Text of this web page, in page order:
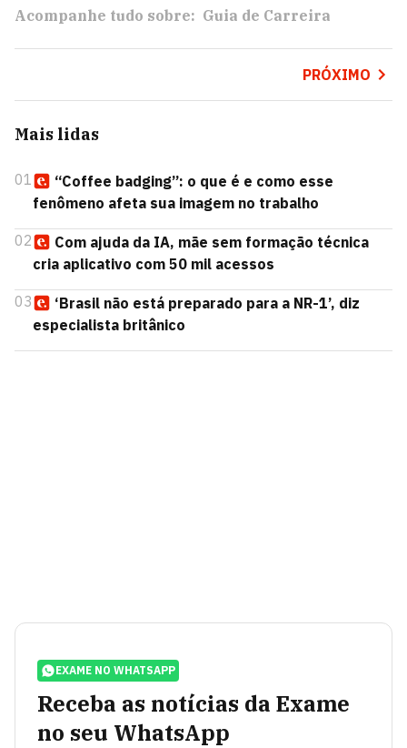
Acompanhe tudo sobre: Guia de Carreira
PRÓXIMO
Mais lidas
01
“Coffee badging”: o que é e como esse
fenômeno afeta sua imagem no trabalho
02
Com ajuda da IA, mãe sem formação técnica
cria aplicativo com 50 mil acessos
03
‘Brasil não está preparado para a NR-1’, diz
especialista britânico
EXAME NO WHATSAPP
Receba as notícias da Exame
no seu WhatsApp